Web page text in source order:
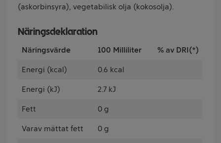
(askorbinsyra), vegetabilisk olja (kokosolja).
Näringsdeklaration
Näringsvärde 100 Milliliter % av DRI(*)
Energi (kcal) 0.6 kcal
Energi (kJ) 2.7 kJ
Fett 0 g
Varav mättat fett 0 g